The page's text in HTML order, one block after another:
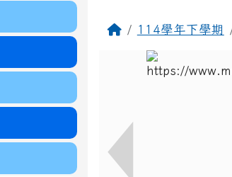
回首頁114學年下學期